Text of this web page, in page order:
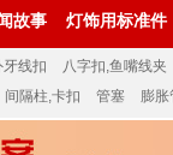
故事 灯饰用标准件
线扣 八字扣,鱼嘴线夹
间隔柱,卡扣 管塞 膨